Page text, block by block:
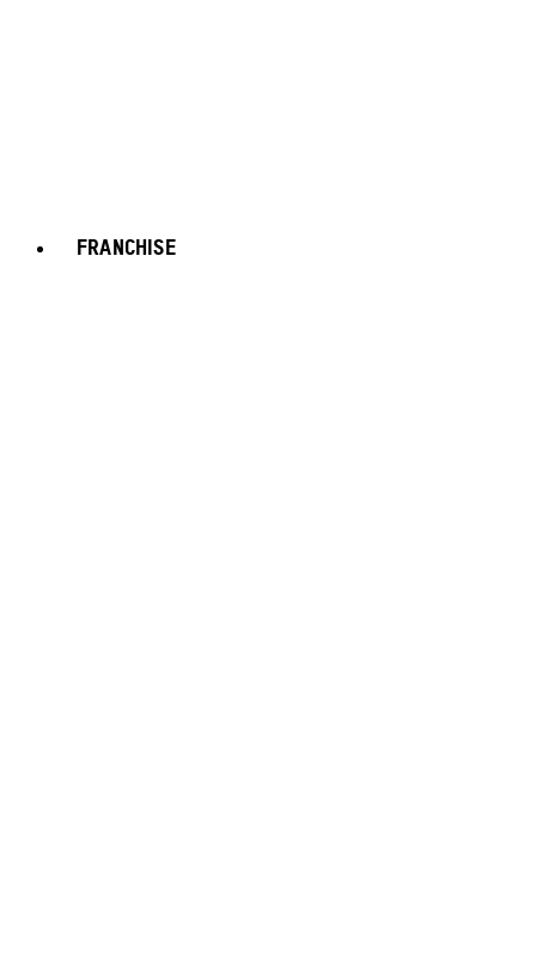
FRANCHISE